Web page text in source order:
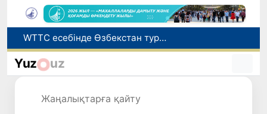
Мүмкіндігі шектеулі талапкерлерге қабылдау емтихандарында қосымша уақыт беріледі
Беларусьтен Өзбекстанға екінші тікелей жүк пойызы жөнелтілді
Yuz uz
Жаңалықтарға қайту